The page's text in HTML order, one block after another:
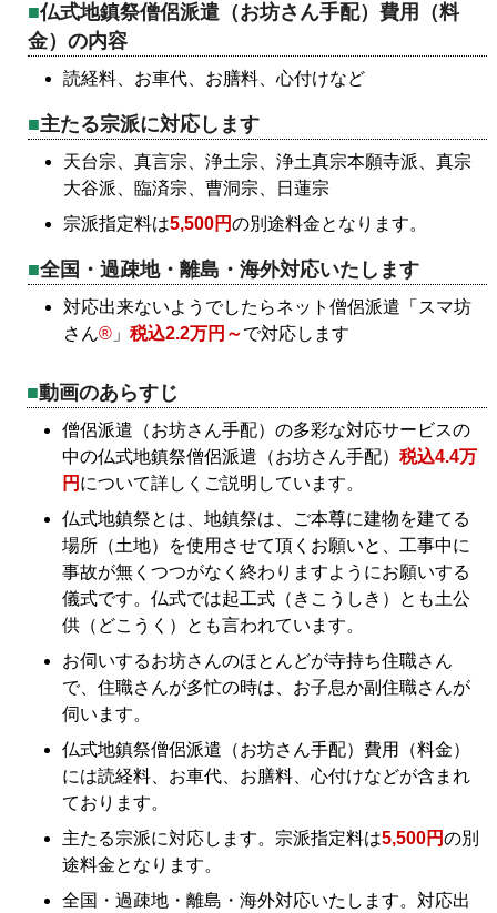
仏式地鎮祭僧侶派遣（お坊さん手配）費用（料
金）の内容
読経料、お車代、お膳料、心付けなど
主たる宗派に対応します
天台宗、真言宗、浄土宗、浄土真宗本願寺派、真宗
大谷派、臨済宗、曹洞宗、日蓮宗
宗派指定料は5,500円の別途料金となります。
全国・過疎地・離島・海外対応いたします
対応出来ないようでしたらネット僧侶派遣「スマ坊
さん®」 税込2.2万円～で対応します
動画のあらすじ
僧侶派遣（お坊さん手配）の多彩な対応サービスの
中の仏式地鎮祭僧侶派遣（お坊さん手配）税込4.4万
円 について詳しくご説明しています。
仏式地鎮祭とは、地鎮祭は、ご本尊に建物を建てる
場所（土地）を使用させて頂くお願いと、工事中に
事故が無くつつがなく終わりますようにお願いする
儀式です。仏式では起工式（きこうしき）とも土公
供（どこうく）とも言われています。
お伺いするお坊さんのほとんどが寺持ち住職さん
で、住職さんが多忙の時は、お子息か副住職さんが
伺います。
仏式地鎮祭僧侶派遣（お坊さん手配）費用（料金）
には読経料、お車代、お膳料、心付けなどが含まれ
ております。
主たる宗派に対応します。宗派指定料は5,500円の別
途料金となります。
全国・過疎地・離島・海外対応いたします。対応出